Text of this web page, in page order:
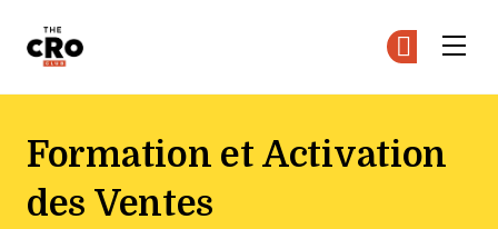
Formation et Activation
des Ventes